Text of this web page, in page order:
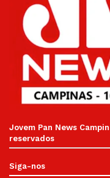
Jovem Pan News
reservados
Siga-nos